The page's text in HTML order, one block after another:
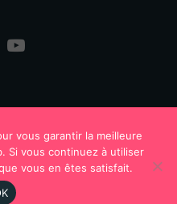
vous garantir la meilleure
Si vous continuez à utiliser
vous en êtes satisfait.